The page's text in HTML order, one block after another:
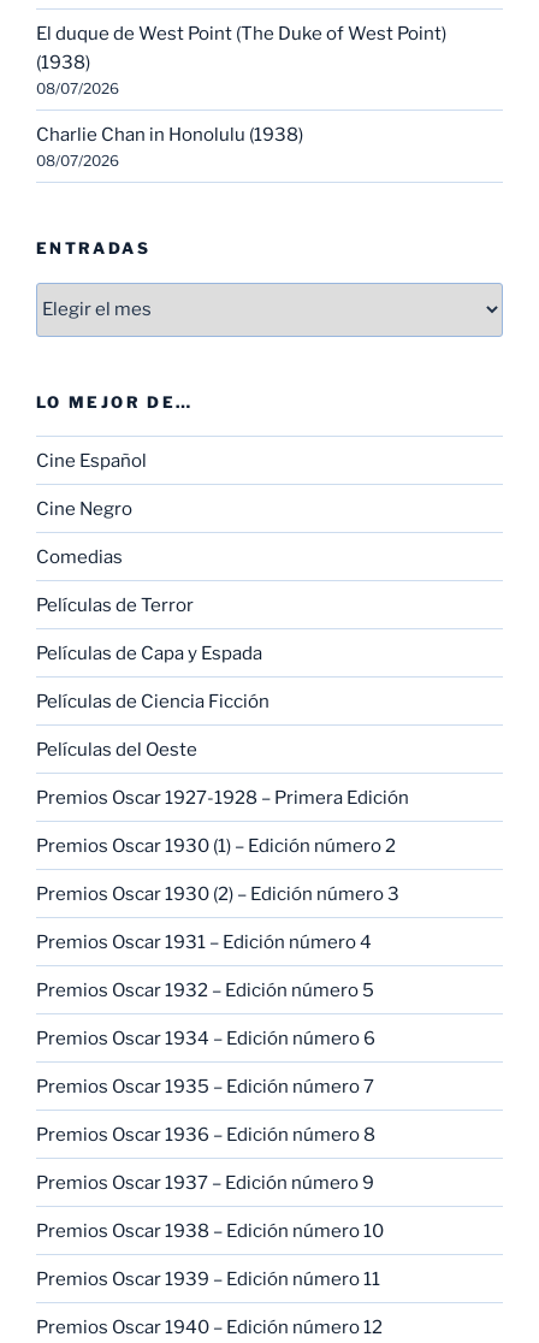
El duque de West Point (The Duke of West Point)
(1938)
08/07/2026
Charlie Chan in Honolulu (1938)
08/07/2026
ENTRADAS
Entradas
LO MEJOR DE…
Cine Español
Cine Negro
Comedias
Películas de Terror
Películas de Capa y Espada
Películas de Ciencia Ficción
Películas del Oeste
Premios Oscar 1927-1928 – Primera Edición
Premios Oscar 1930 (1) – Edición número 2
Premios Oscar 1930 (2) – Edición número 3
Premios Oscar 1931 – Edición número 4
Premios Oscar 1932 – Edición número 5
Premios Oscar 1934 – Edición número 6
Premios Oscar 1935 – Edición número 7
Premios Oscar 1936 – Edición número 8
Premios Oscar 1937 – Edición número 9
Premios Oscar 1938 – Edición número 10
Premios Oscar 1939 – Edición número 11
Premios Oscar 1940 – Edición número 12